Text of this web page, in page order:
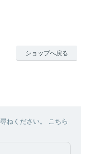
ショップへ戻る
ねください。 こちら